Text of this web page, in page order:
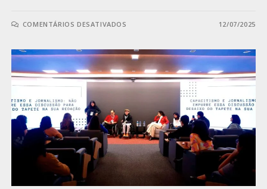
COMENTÁRIOS DESATIVADOS 12/07/2025